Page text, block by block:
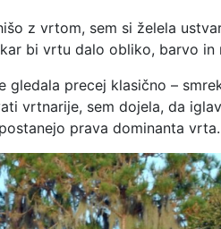
z vrtom, sem si želela
bi vrtu dalo obliko, barvo
gledala precej klasično –
vrtnarije, sem dojela, da
prava dominanta vrta.